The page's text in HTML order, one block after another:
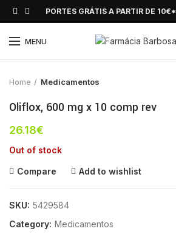
PORTES GRÁTIS A PARTIR DE 10€*
MENUClick to enlarge
Home Medicamentos
Oliflox, 600 mg x 10 comp rev
26.18€
Out of stock
Compare Add to wishlist
SKU: 5429584
Category: Medicamentos